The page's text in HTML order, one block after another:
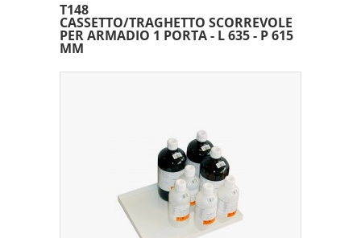
T148
CASSETTO/TRAGHETTO SCORREVOLE
PER ARMADIO 1 PORTA - L 635 - P 615
MM